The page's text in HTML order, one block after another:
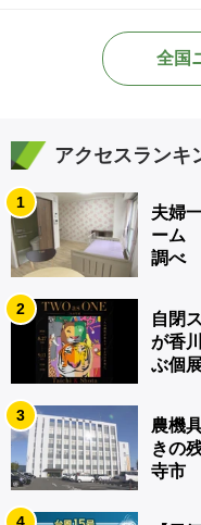
全国
アクセスランキ
1
夫婦
ーム
調べ
2
自閉
が香
ぶ個
3
農機
きの
寺市